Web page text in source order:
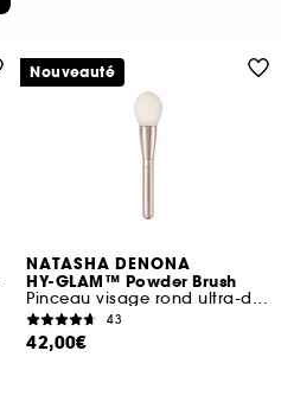
NATASHA DENONA
HY-GLAM™ Powder Brush
Pinceau visage rond ultra-doux
43
42,00€
Nouveauté